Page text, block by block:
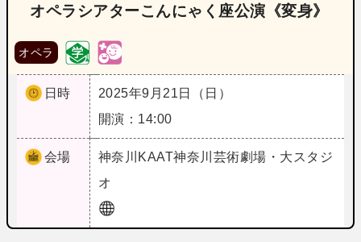
オペラシアターこんにゃく座公演《変身》
オペラ
日時
2025年9月21日（日）
開演：14:00
会場 神奈川 KAAT神奈川芸術劇場・大スタジ
オ